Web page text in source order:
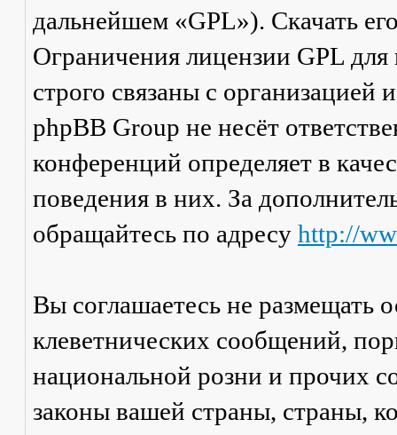
дальнейшем «GPL»). Скачать
Ограничения лицензии GPL
строго связаны с
phpBB Group не несёт
конференций определяет в
поведения в них. За
обращайтесь по адресу http://
Вы соглашаетесь не размещать
клеветнических сообщений,
национальной розни и прочих
законы вашей страны, страны,